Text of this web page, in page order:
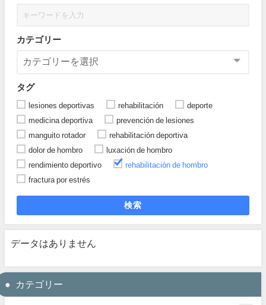
カテゴリー
タグ
lesiones deportivas rehabilitación
deporte
medicina deportiva
prevención de lesiones
manguito rotador
rehabilitación deportiva
dolor de hombro
luxación de hombro
rendimiento deportivo
rehabilitación de hombro
fractura por estrés
検索
データはありません
カテゴリー